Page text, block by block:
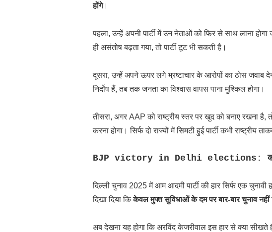
होंगे।
पहला, उन्हें अपनी पार्टी में उन नेताओं को फिर से साथ लाना
ही असंतोष बढ़ता गया, तो पार्टी टूट भी सकती है।
दूसरा, उन्हें अपने ऊपर लगे भ्रष्टाचार के आरोपों का ठोस जवाब
निर्दोष हैं, तब तक जनता का विश्वास वापस पाना मुश्किल होगा।
तीसरा, अगर AAP को राष्ट्रीय स्तर पर खुद को बनाए रखना है,
करना होगा। सिर्फ दो राज्यों में सिमटी हुई पार्टी कभी राष्ट्रीय
BJP victory in Delhi elections: क्या
दिल्ली चुनाव 2025 में आम आदमी पार्टी की हार सिर्फ एक चुनावी
दिखा दिया किकेवल मुफ्त सुविधाओं के दम पर बार-बार चुनाव
अब देखना यह होगा कि अरविंद केजरीवाल इस हार से क्या